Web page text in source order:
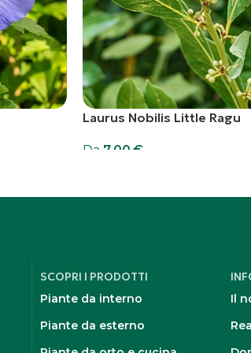
Laurus Nobilis Little Ragu
Da 7,00 €
SCOPRI I PRODOTTI
Piante da interno
Piante da esterno
Il